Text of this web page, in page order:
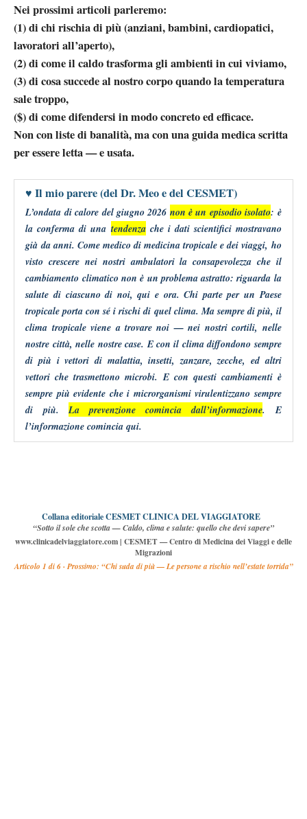
Nei prossimi articoli parleremo:
(1)di chi rischia di più (anziani, bambini, cardiopatici,
lavoratori all’aperto),
(2)di come il caldo trasforma gli ambienti in cui viviamo,
(3)di cosa succede al nostro corpo quando la temperatura
sale troppo,
($)di come difendersi in modo concreto ed efficace.
Non con liste di banalità, ma con una guida medica scritta
per essere letta — e usata.
♥ Ilmioparere(del Dr. Meo e del CESMET)
L’ondata di calore del giugno 2026 non è un episodio isolato: è
la conferma di una tendenzache i dati scientifici mostravano
già da anni. Come medico di medicinatropicale edei viaggi, ho
visto crescere nei nostri ambulatori la consapevolezza che il
cambiamento climatico non è un problema astratto: riguarda la
salute di ciascuno di noi, qui e ora. Chi parte per un Paese
tropicale porta con sé i rischi di quel clima. Ma sempre di più, il
clima tropicale viene a trovare noi — nei nostri cortili, nelle
nostre città, nelle nostre case.E con il clima diffondono sempre
di più i vettori di malattia, insetti, zanzare, zecche, ed altri
vettori che trasmettono microbi. E con questi cambiamenti è
sempre più evidente che i microrganismivirulentizzano sempre
di più.La prevenzione comincia dall’informazione. E
l’informazione comincia qui.
Collana editoriale CESMETCLINICA DEL VIAGGIATORE
“Sotto il sole che scotta — Caldo, clima e salute: quello che devi sapere”
www.clinicadelviaggiatore.com| CESMET — Centro di Medicina dei Viaggi e delle
Migrazioni
Articolo 1 di6 · Prossimo: “Chi suda di più — Le persone a rischio nell’estate torrida”